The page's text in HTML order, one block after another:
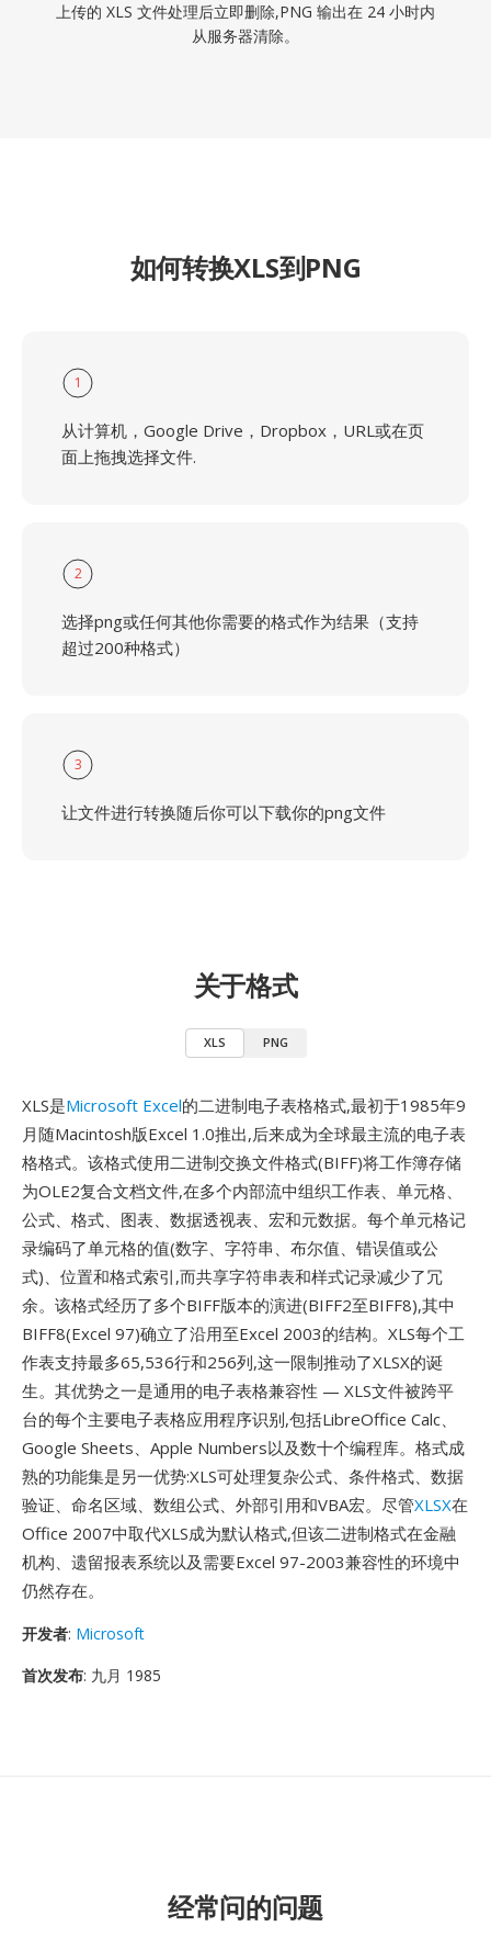
上传的 XLS 文件处理后立即删除,PNG 输出在 24 小时内
从服务器清除。
如何转换XLS到PNG
1
从计算机，Google Drive，Dropbox，URL或在页
面上拖拽选择文件.
2
选择png或任何其他你需要的格式作为结果（支持
超过200种格式）
3
让文件进行转换随后你可以下载你的png文件
关于格式
XLS PNG
XLS是Microsoft Excel的二进制电子表格格式,最初于1985年9
月随Macintosh版Excel 1.0推出,后来成为全球最主流的电子表
格格式。该格式使用二进制交换文件格式(BIFF)将工作簿存储
为OLE2复合文档文件,在多个内部流中组织工作表、单元格、
公式、格式、图表、数据透视表、宏和元数据。每个单元格记
录编码了单元格的值(数字、字符串、布尔值、错误值或公
式)、位置和格式索引,而共享字符串表和样式记录减少了冗
余。该格式经历了多个BIFF版本的演进(BIFF2至BIFF8),其中
BIFF8(Excel 97)确立了沿用至Excel 2003的结构。XLS每个工
作表支持最多65,536行和256列,这一限制推动了XLSX的诞
生。其优势之一是通用的电子表格兼容性 — XLS文件被跨平
台的每个主要电子表格应用程序识别,包括LibreOffice Calc、
Google Sheets、Apple Numbers以及数十个编程库。格式成
熟的功能集是另一优势:XLS可处理复杂公式、条件格式、数据
验证、命名区域、数组公式、外部引用和VBA宏。尽管XLSX在
Office 2007中取代XLS成为默认格式,但该二进制格式在金融
机构、遗留报表系统以及需要Excel 97-2003兼容性的环境中
仍然存在。
开发者: Microsoft
首次发布: 九月 1985
经常问的问题